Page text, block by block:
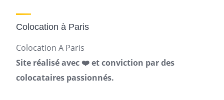
Colocation à Paris
Colocation A Paris
Site réalisé avec ❤️ et conviction par des
colocataires passionnés.